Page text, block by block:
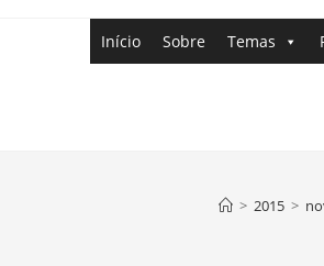
Início Sobre Temas
> 2015 >